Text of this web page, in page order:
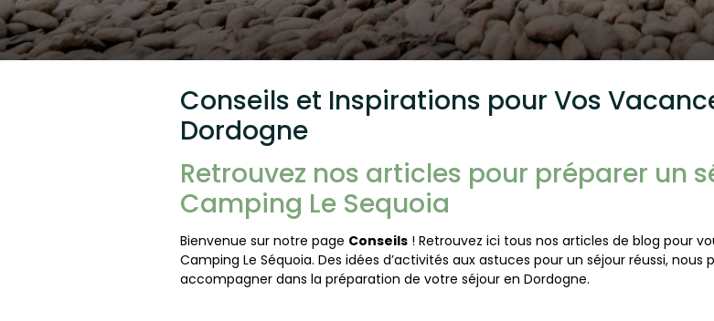
Conseils et Inspirations pour Vos
Dordogne
Retrouvez nos articles pour préparer un
Camping Le Sequoia
Bienvenue sur notre page Conseils! Retrouvez ici tous nos articles de blog pour
Camping Le Séquoia. Des idées d’activités aux astuces pour un séjour réussi,
accompagner dans la préparation de votre séjour en Dordogne.